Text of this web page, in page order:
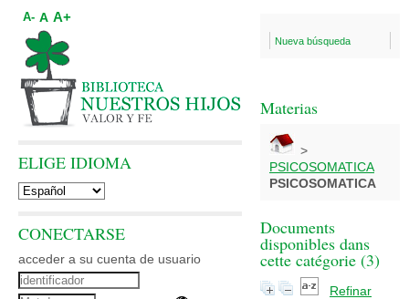
Nueva búsqueda
Materias
>
PSICOSOMATICA
PSICOSOMATICA
Documents
disponibles dans
cette catégorie (3)
Refinar
A- A A+
ELIGE IDIOMA
CONECTARSE
acceder a su cuenta de usuario